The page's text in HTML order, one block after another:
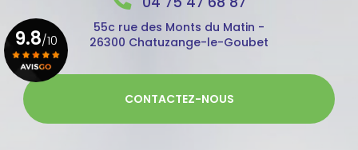
55c rue des Monts du Matin -
26300 Chatuzange-le-Goubet
CONTACTEZ-NOUS
9.8/10
Voir le certificat